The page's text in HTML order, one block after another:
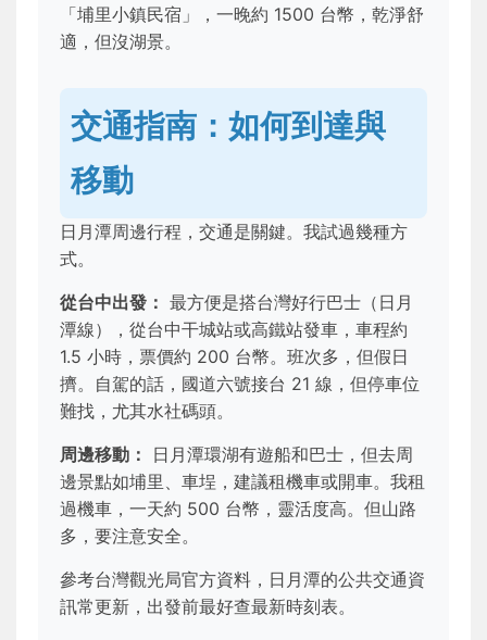
「埔里小鎮民宿」，一晚約 1500 台幣，乾淨舒
適，但沒湖景。
交通指南：如何到達與
移動
日月潭周邊行程，交通是關鍵。我試過幾種方
式。
從台中出發： 最方便是搭台灣好行巴士（日月
潭線），從台中干城站或高鐵站發車，車程約
1.5 小時，票價約 200 台幣。班次多，但假日
擠。自駕的話，國道六號接台 21 線，但停車位
難找，尤其水社碼頭。
周邊移動：
日月潭環湖有遊船和巴士，但去周
邊景點如埔里、車埕，建議租機車或開車。我租
過機車，一天約 500 台幣，靈活度高。但山路
多，要注意安全。
參考台灣觀光局官方資料，日月潭的公共交通資
訊常更新，出發前最好查最新時刻表。